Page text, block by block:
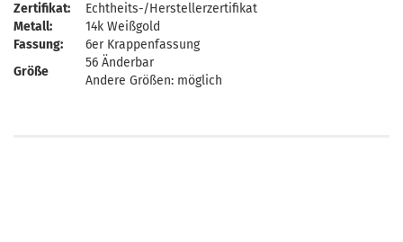
Zertifikat:
Echtheits-/Herstellerzertifikat
Metall:
14k Weißgold
Fassung:
6er Krappenfassung
Größe
56 Änderbar
​Andere Größen: möglich